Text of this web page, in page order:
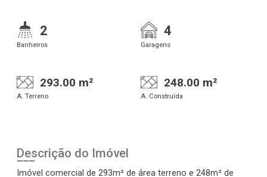
2
Banheiros
4
Garagens
293.00 m²
A. Terreno
248.00 m²
A. Construída
Descrição do Imóvel
Imóvel comercial de 293m² de área terreno e 248m² de